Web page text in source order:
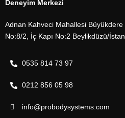
Deneyim Merkezi
Adnan Kahveci Mahallesi
No:8/2, İç Kapı No:2 Beylikdüzü/
0535 814 73 97
0212 856 05 98
info@probodysystems.com